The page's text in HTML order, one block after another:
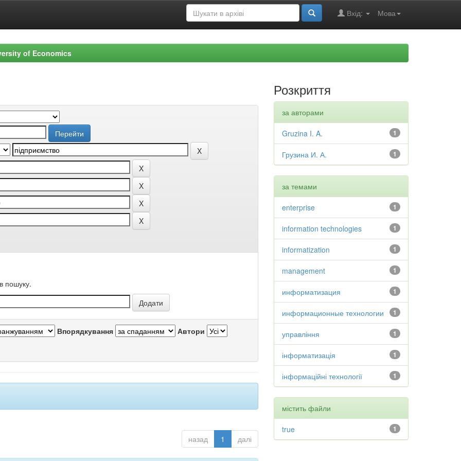
Мова
Вхід:
of Economics
пошуку.
Впорядкування Автори
назад 1 далі
Розкриття
за авторами
1
Gruzina I. A.
1
Грузина И. А.
за темами
1
enterprise
1
information technologies
1
informatization
1
management
1
информатизация
1
информационные технологии
1
управління
1
інформатизація
1
інформаційні технології
містить файли
1
true